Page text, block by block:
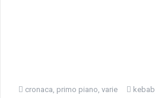
cronaca primo piano varie kebab